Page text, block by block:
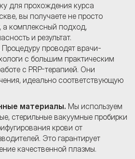
для прохождения курса
вы получаете не просто
а комплексный подход,
и результат.
Процедуру проводят врачи-
с большим практическим
с PRP-терапией. Они
идеально соответствующую
материалы. Мы используем
стерильные вакуумные пробирки
крови от
Это гарантирует
качественной плазмы.